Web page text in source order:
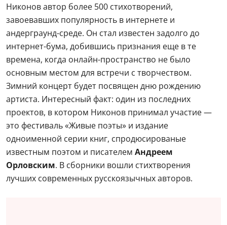
Никонов автор более 500 стихотворений,
завоевавших популярность в интернете и
андерграунд-среде. Он стал известен задолго до
интернет-бума, добившись признания еще в те
времена, когда онлайн-пространство не было
основным местом для встречи с творчеством.
Зимний концерт будет посвящен дню рождению
артиста. Интересный факт: один из последних
проектов, в котором Никонов принимал участие —
это фестиваль «Живые поэты» и издание
одноименной серии книг, спродюсированые
известным поэтом и писателем Андреем
Орловским. В сборники вошли стихтворения
лучших современных русскоязычных авторов.